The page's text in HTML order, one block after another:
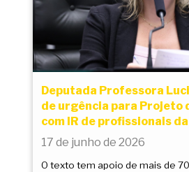
Deputada Professora
de urgência para Projeto
com IR de profissionais
17 de junho de 2026
O texto tem apoio de mais de